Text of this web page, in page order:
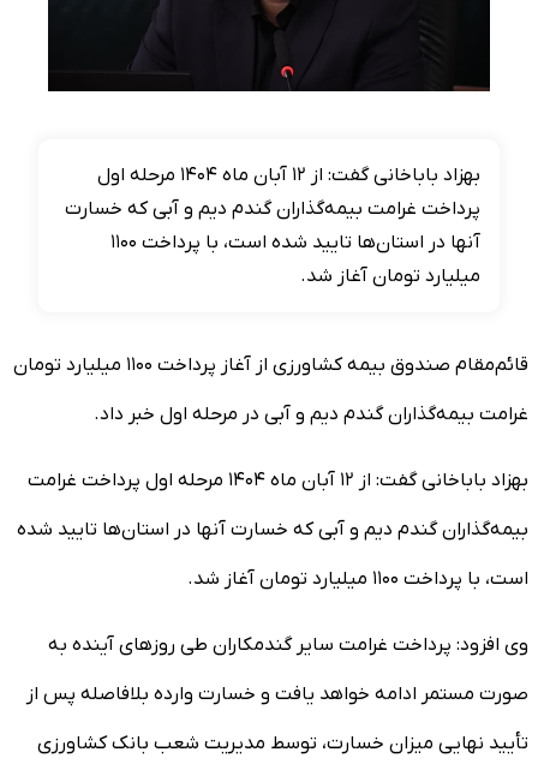
بهزاد باباخانی گفت: از ۱۲ آبان ماه ۱۴۰۴ مرحله اول
پرداخت غرامت بیمه‌گذاران گندم دیم و آبی که خسارت
آنها در استان‌ها تایید شده است، با پرداخت ۱۱۰۰
میلیارد تومان آغاز شد.
قائم‌مقام صندوق بیمه کشاورزی از آغاز پرداخت ۱۱۰۰ میلیارد تومان
غرامت بیمه‌گذاران گندم دیم و آبی در مرحله اول خبر داد.
بهزاد باباخانی گفت: از ۱۲ آبان ماه ۱۴۰۴ مرحله اول پرداخت غرامت
بیمه‌گذاران گندم دیم و آبی که خسارت آنها در استان‌ها تایید شده
است، با پرداخت ۱۱۰۰ میلیارد تومان آغاز شد.
وی افزود: پرداخت غرامت سایر گندمکاران طی روز‌های آینده به
صورت مستمر ادامه خواهد یافت و خسارت وارده بلافاصله پس از
تأیید نهایی میزان خسارت، توسط مدیریت شعب بانک کشاورزی